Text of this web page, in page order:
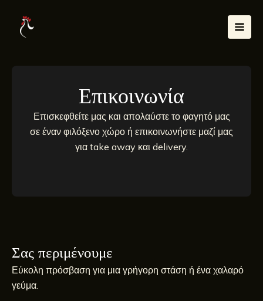
περιεχόμενο
Επικοινωνία
Επισκεφθείτε μας και απολαύστε το φαγητό μας
σε έναν φιλόξενο χώρο ή επικοινωνήστε μαζί μας
για take away και delivery.
Σας περιμένουμε
Εύκολη πρόσβαση για μια γρήγορη στάση ή ένα χαλαρό
γεύμα.